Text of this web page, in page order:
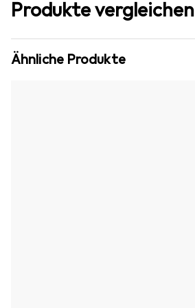
Produkte vergleichen
Ähnliche Produkte